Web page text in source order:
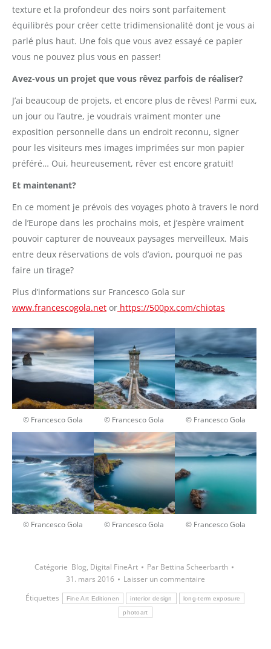
texture et la profondeur des noirs sont parfaitement
équilibrés pour créer cette tridimensionalité dont je vous ai
parlé plus haut. Une fois que vous avez essayé ce papier
vous ne pouvez plus vous en passer!
Avez-vous un projet que vous rêvez parfois de réaliser?
J’ai beaucoup de projets, et encore plus de rêves! Parmi eux,
un jour ou l’autre, je voudrais vraiment monter une
exposition personnelle dans un endroit reconnu, signer
pour les visiteurs mes images imprimées sur mon papier
préféré… Oui, heureusement, rêver est encore gratuit!
Et maintenant?
En ce moment je prévois des voyages photo à travers le nord
de l’Europe dans les prochains mois, et j’espère vraiment
pouvoir capturer de nouveaux paysages merveilleux. Mais
entre deux réservations de vols d’avion, pourquoi ne pas
faire un tirage?
Plus d’informations sur Francesco Gola sur
www.francescogola.net or https://500px.com/chiotas
© Francesco Gola © Francesco Gola © Francesco Gola
© Francesco Gola © Francesco Gola © Francesco Gola
Catégorie Blog, Digital FineArt Par Bettina Scheerbarth
31. mars 2016
Laisser un commentaire
Étiquettes
Fine Art Editionen interior design long-term exposure
photoart